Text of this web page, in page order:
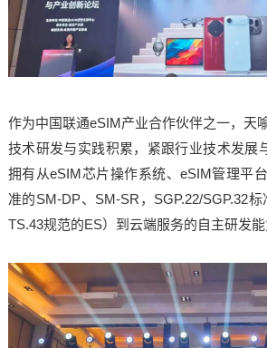
作为中国联通eSIM产业合作伙伴之一，天
技术研发与实践积累，紧跟行业技术发展
拥有从eSIM芯片操作系统、eSIM管理平
准的SM-DP、SM-SR，SGP.22/SGP.32
TS.43规范的ES）到云端服务的自主研发能